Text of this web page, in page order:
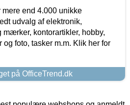
end 4.000 unikke
udvalg af elektronik,
mærker, kontorartikler, hobby,
foto, tasker m.m. Klik her for
på OfficeTrend.dk